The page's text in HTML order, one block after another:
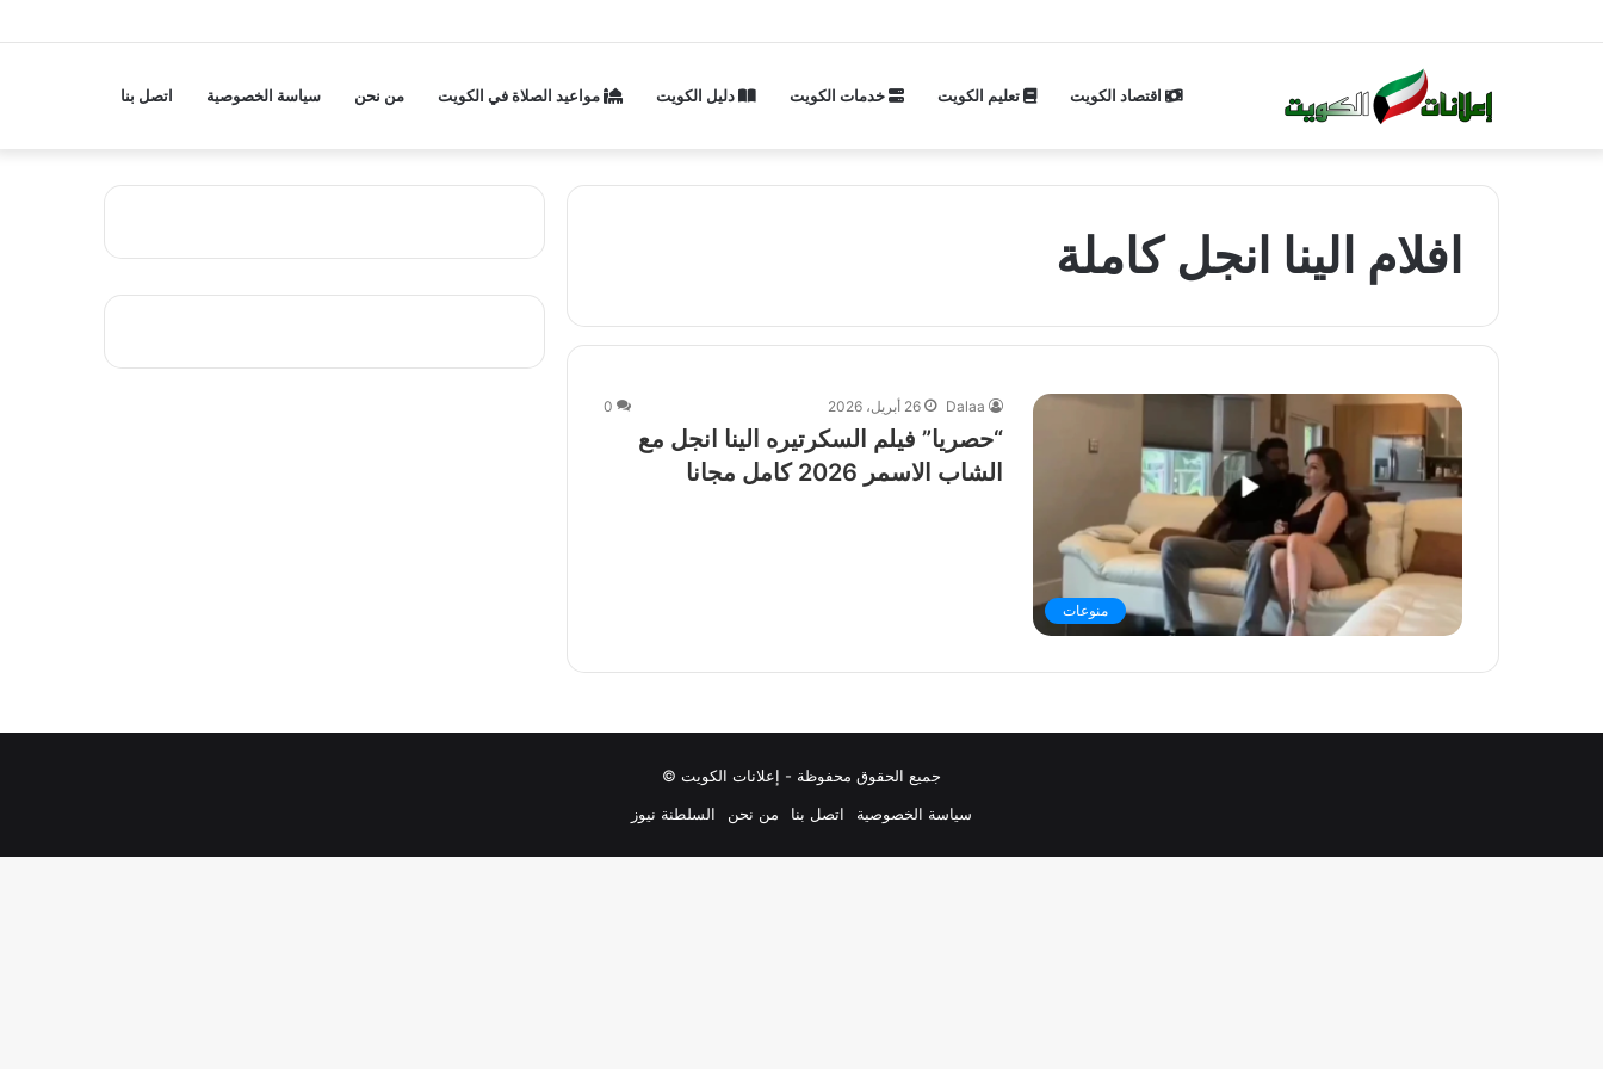
اقتصاد الكويت تعليم الكويت خدمات الكويت دليل الكويت مواعيد الصلاة في الكويت من نحن سياسة الخصوصية اتصل بنا
افلام الينا انجل كاملة
منوعات
Dalaa 26 أبريل، 2026 0
“حصريا” فيلم السكرتيره الينا انجل مع
الشاب الاسمر 2026 كامل مجانا
جميع الحقوق محفوظة - إعلانات الكويت ©
سياسة الخصوصية
اتصل بنا من نحن السلطنة نيوز